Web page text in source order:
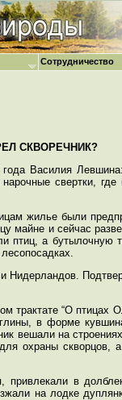
СКВОРЕЧНИК?
года Василия
свертки,
жилье были
майне и сейчас
птиц, а
Нидерландов.
“О птицах
в форме
вешали на
охраны
в
на лодке
Сотрудничество